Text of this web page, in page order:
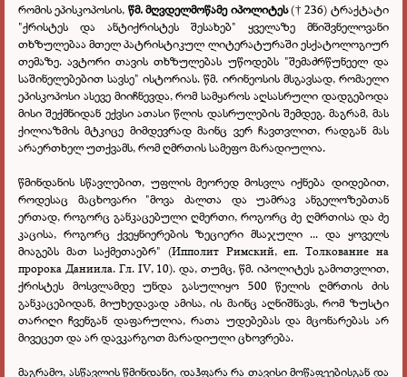
რომის ეპისკოპოსის, წმ. მღვდელმოწამე იპოლიტეს(† 236) ტრაქტატი
"ქრისტეს და ანტიქრისტეს შესახებ" ყველაზე მნიშვნელოვანი
თხზულებაა მთელ პატრისტიკულ ლიტერატურაში ესქატოლოგიურ
თემაზე. ავტორი თავის თხზულებას უწოდებს "შემაძრწუნეელ და
საშინელებებით სავსე" ისტორიას. წმ. ირინეოსის მსგავსად, რომაელი
ეპისკოპოსი ასევე მიიჩნევდა, რომ სამყაროს აღსასრული დადგებოდა
მისი შექმნიდან ექვსი ათასი წლის დასრულების შემდეგ. მაგრამ, მას
ქილიაზმის მტკიცე მიმდევრად მაინც ვერ ჩავთვლით, რადგან მას
არაერთხელ უთქვამს, რომ ღმრთის სამეფო მარადიულია.
წმინდანის სწავლებით, უფლის მეორედ მოსვლა იქნება დიდებით,
როდესაც მაცხოვარი "მოვა ძალთა და უამრავ ანგელოზებთან
ერთად, როგორც განკაცებული ღმერთი, როგორც ძე ღმრთისა და ძე
კაცისა, როგორც ქვეყნიერების ზეციერი მსაჯული ... და ყოველს
მიაგებს მათ საქმეთაებრ" (Ипполит Римский, еп. Толкование на
пророка Даниила. Гл. IV, 10). და, თუმც, წმ. იპოლიტეს გამოთვლით,
ქრისტეს მოსვლამდე უნდა გასულიყო 500 წელის ღმრთის ძის
განკაცებიდან, მიუხედავად ამისა, ის მაინც აღნიშნავს, რომ ზუსტი
თარიღი ჩვენგან დაფარულია, რათა უდებებას და მცონარებას არ
მივეცეთ და არ დავკარგოთ მარადიული ცხოვრება.
მაგრამო, ასწავლის წმინდანი, დაჰფარა რა თავისი მოწაფეებისგან და